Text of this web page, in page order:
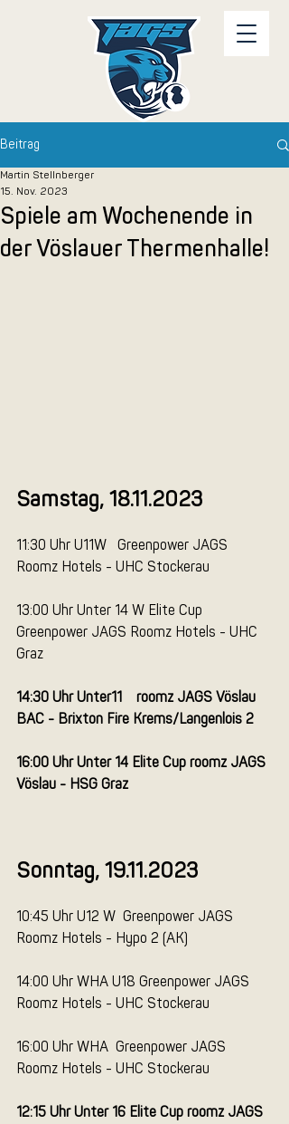
Beitrag
Spiele am Wochenende in
der Vöslauer Thermenhalle!
Martin Stellnberger
15. Nov. 2023
Samstag, 18.11.2023
11:30 Uhr U11W   Greenpower JAGS
Roomz Hotels - UHC Stockerau
13:00 Uhr Unter 14 W Elite Cup
Greenpower JAGS Roomz Hotels - UHC
Graz
14:30 Uhr Unter11    roomz JAGS Vöslau
BAC - Brixton Fire Krems/Langenlois 2
16:00 Uhr Unter 14 Elite Cup roomz JAGS
Vöslau - HSG Graz
Sonntag, 19.11.2023
10:45 Uhr U12 W  Greenpower JAGS
Roomz Hotels - Hypo 2 (AK)
14:00 Uhr WHA U18 Greenpower JAGS
Roomz Hotels - UHC Stockerau
16:00 Uhr WHA  Greenpower JAGS
Roomz Hotels - UHC Stockerau
12:15 Uhr Unter 16 Elite Cup roomz JAGS